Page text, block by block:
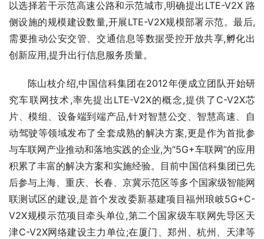
以选择若干示范高速公路和示范城市,明确提出LTE-V2X 路
侧设施的规模建设数量,开展LTE-V2X规模部署示范。最后,
需要推动公安交管、交通信息等数据受控开放共享,孵化出
创新应用,提升出行信息服务质量。
陈山枝介绍,中国信科集团在2012年便成立团队开始研
究车联网技术,率先提出LTE-V2X的概念,提供了C-V2X芯
片、模组、设备端到端产品,针对智慧公交、智慧高速、自
动驾驶等领域发布了全套成熟的解决方案,更是作为首批参
与车联网产业推动和落地实践的企业,为“5G+车联网”的应用
积累了丰富的解决方案和实施经验。目前中国信科集团已先
后参与上海、重庆、长春、京冀示范区等多个国家级智能网
联测试区的建设,是首个发改委新基建项目福州琅岐5G+C-
V2X规模示范项目牵头单位,第二个国家级车联网先导区天
津C-V2X网络建设主力单位;在厦门、郑州、杭州、天津等